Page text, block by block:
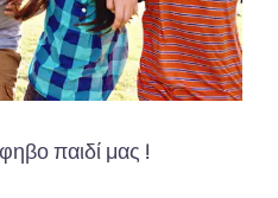
παιδί μας !